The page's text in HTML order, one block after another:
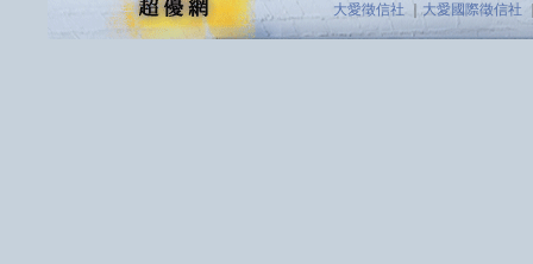
大愛徵信社 ｜大愛國際徵信社